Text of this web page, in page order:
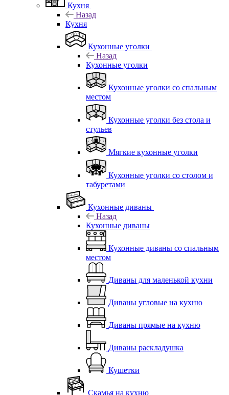
Кухня
Назад
Кухня
Кухонные уголки
Назад
Кухонные уголки
Кухонные уголки со спальным
местом
Кухонные уголки без стола и
стульев
Мягкие кухонные уголки
Кухонные уголки со столом и
табуретами
Кухонные диваны
Назад
Кухонные диваны
Кухонные диваны со спальным
местом
Диваны для маленькой кухни
Диваны угловые на кухню
Диваны прямые на кухню
Диваны раскладушка
Кушетки
Скамья на кухню